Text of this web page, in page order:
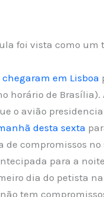
foi vista como um
chegaram em Lisboa
horário de Brasília).
o avião
desta sexta
de compromissos no
para a
dia do petista
tem